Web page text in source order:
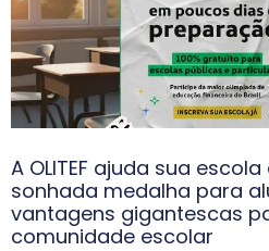
A OLITEF ajuda sua
sonhada medalha para
vantagens gigantescas
comunidade escolar